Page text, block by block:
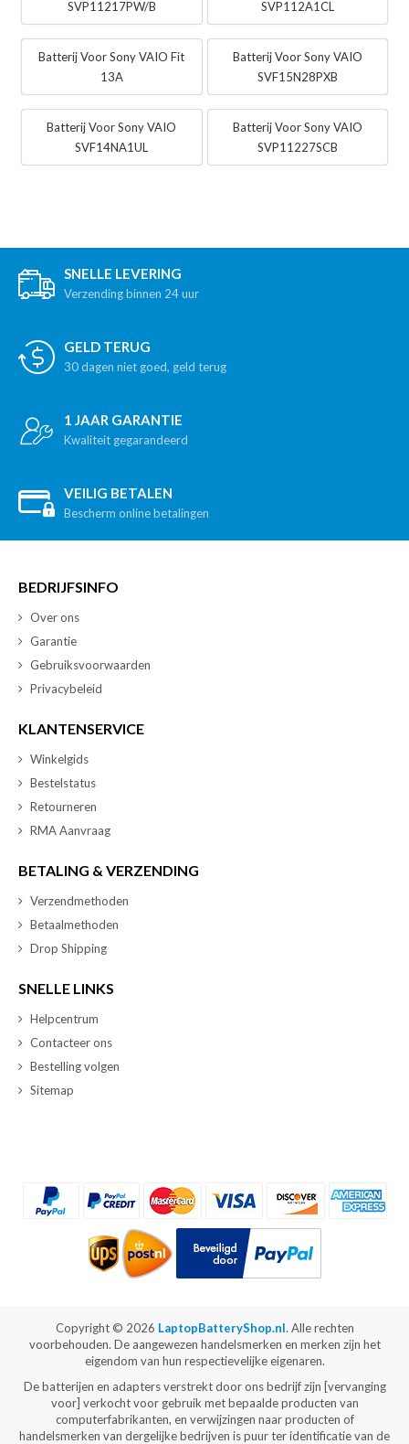
SVP11217PW/B
SVP112A1CL
Batterij Voor Sony VAIO Fit
13A
Batterij Voor Sony VAIO
SVF15N28PXB
Batterij Voor Sony VAIO
SVF14NA1UL
Batterij Voor Sony VAIO
SVP11227SCB
SNELLE LEVERING
Verzending binnen 24 uur
GELD TERUG
30 dagen niet goed, geld terug
1 JAAR GARANTIE
Kwaliteit gegarandeerd
VEILIG BETALEN
Bescherm online betalingen
BEDRIJFSINFO
Over ons
Garantie
Gebruiksvoorwaarden
Privacybeleid
KLANTENSERVICE
Winkelgids
Bestelstatus
Retourneren
RMA Aanvraag
BETALING & VERZENDING
Verzendmethoden
Betaalmethoden
Drop Shipping
SNELLE LINKS
Helpcentrum
Contacteer ons
Bestelling volgen
Sitemap
Copyright © 2026 LaptopBatteryShop.nl. Alle rechten
voorbehouden. De aangewezen handelsmerken en merken zijn het
eigendom van hun respectievelijke eigenaren.
De batterijen en adapters verstrekt door ons bedrijf zijn [vervanging
voor] verkocht voor gebruik met bepaalde producten van
computerfabrikanten, en verwijzingen naar producten of
handelsmerken van dergelijke bedrijven is puur ter identificatie van de